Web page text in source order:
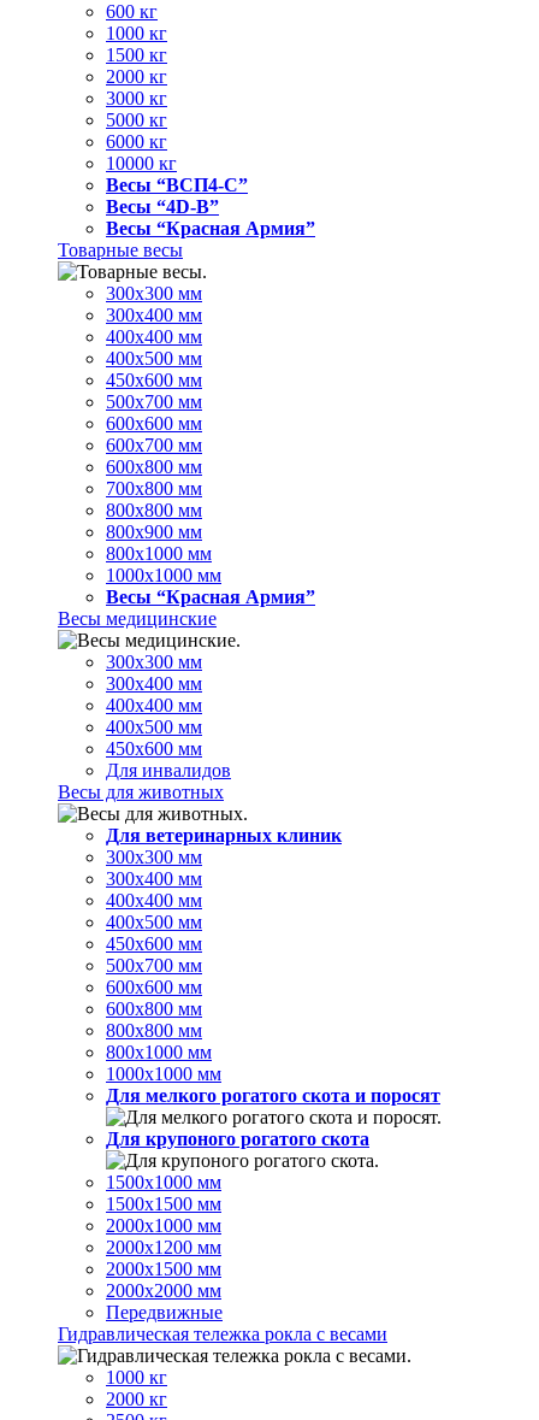
600 кг
1000 кг
1500 кг
2000 кг
3000 кг
5000 кг
6000 кг
10000 кг
Весы “ВСП4-С”
Весы “4D-В”
Весы “Красная Армия”
Товарные весы
300х300 мм
300х400 мм
400х400 мм
400х500 мм
450х600 мм
500х700 мм
600х600 мм
600х700 мм
600х800 мм
700х800 мм
800х800 мм
800х900 мм
800х1000 мм
1000х1000 мм
Весы “Красная Армия”
Весы медицинские
300х300 мм
300х400 мм
400х400 мм
400х500 мм
450х600 мм
Для инвалидов
Весы для животных
Для ветеринарных клиник
300х300 мм
300х400 мм
400х400 мм
400х500 мм
450х600 мм
500х700 мм
600х600 мм
600х800 мм
800х800 мм
800х1000 мм
1000х1000 мм
Для мелкого рогатого скота и поросят
Для крупоного рогатого скота
1500х1000 мм
1500х1500 мм
2000х1000 мм
2000х1200 мм
2000х1500 мм
2000х2000 мм
Передвижные
Гидравлическая тележка рокла с весами
1000 кг
2000 кг